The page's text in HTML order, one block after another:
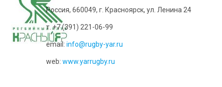
Россия, 660049, г. Красноярск, ул. Ленина 24
т. +7 (391) 221-06-99
email:info@rugby-yar.ru
web:www.yarrugby.ru